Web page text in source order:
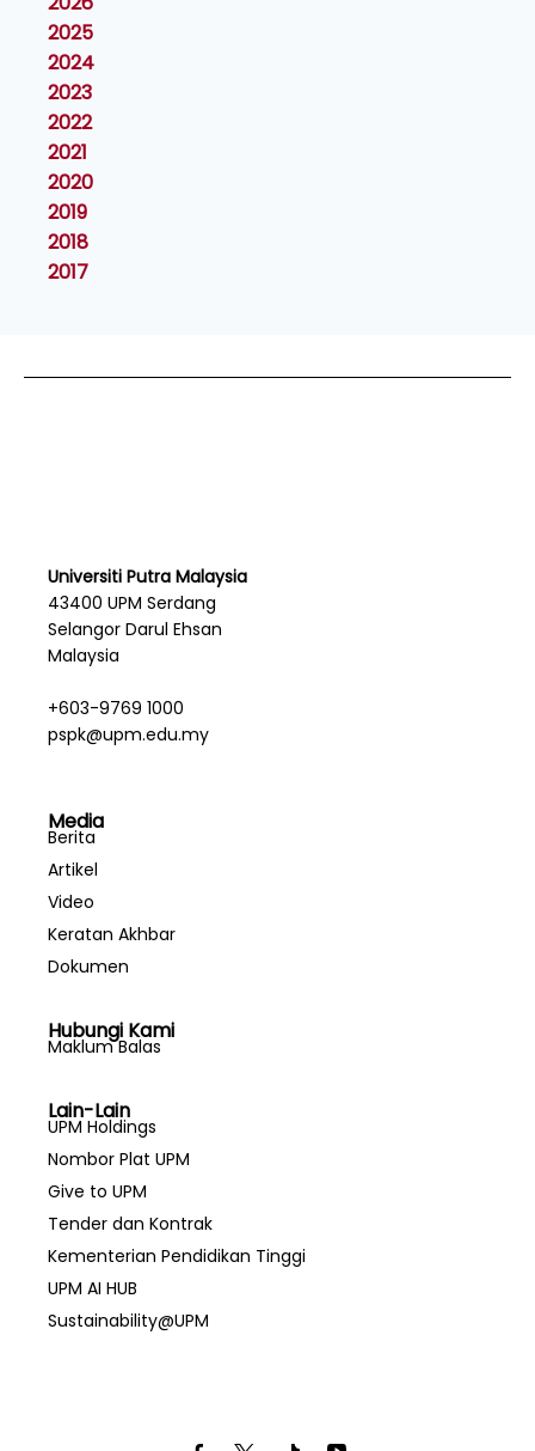
2025
2024
2023
2022
2021
2020
2019
2018
2017
Universiti Putra Malaysia
43400 UPM Serdang
Selangor Darul Ehsan
Malaysia
+603-9769 1000
pspk@upm.edu.my
Media
Berita
Artikel
Video
Keratan Akhbar
Dokumen
Hubungi Kami
Maklum Balas
Lain-Lain
UPM Holdings
Nombor Plat UPM
Give to UPM
Tender dan Kontrak
Kementerian Pendidikan Tinggi
UPM AI HUB
Sustainability@UPM